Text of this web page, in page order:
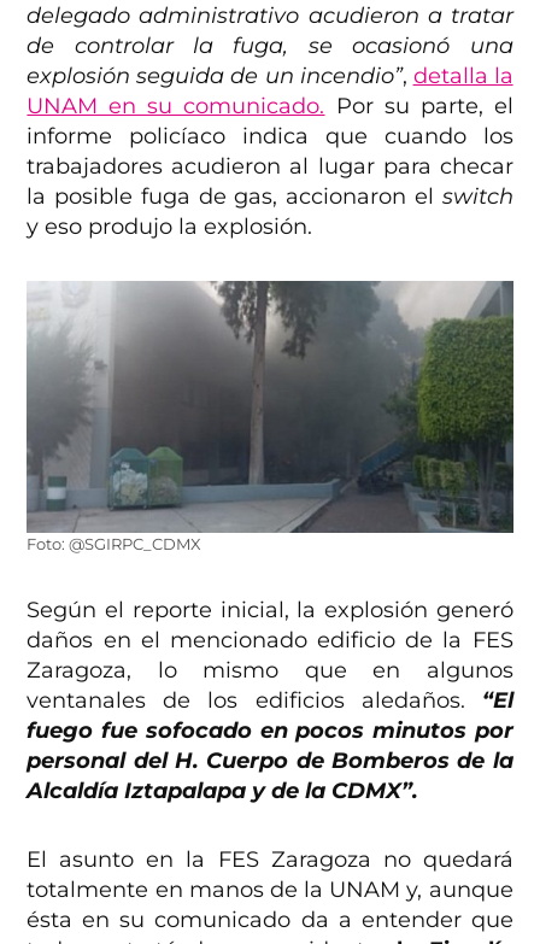
delegado administrativo acudieron a tratar
de controlar la fuga, se ocasionó una
explosión seguida de un incendio”, detalla la
UNAM en su comunicado. Por su parte, el
informe policíaco indica que cuando los
trabajadores acudieron al lugar para checar
la posible fuga de gas, accionaron el switch
y eso produjo la explosión.
Foto: @SGIRPC_CDMX
Según el reporte inicial, la explosión generó
daños en el mencionado edificio de la FES
Zaragoza, lo mismo que en algunos
ventanales de los edificios aledaños. “El
fuego fue sofocado en pocos minutos por
personal del H. Cuerpo de Bomberos de la
Alcaldía Iztapalapa y de la CDMX”.
El asunto en la FES Zaragoza no quedará
totalmente en manos de la UNAM y, aunque
ésta en su comunicado da a entender que